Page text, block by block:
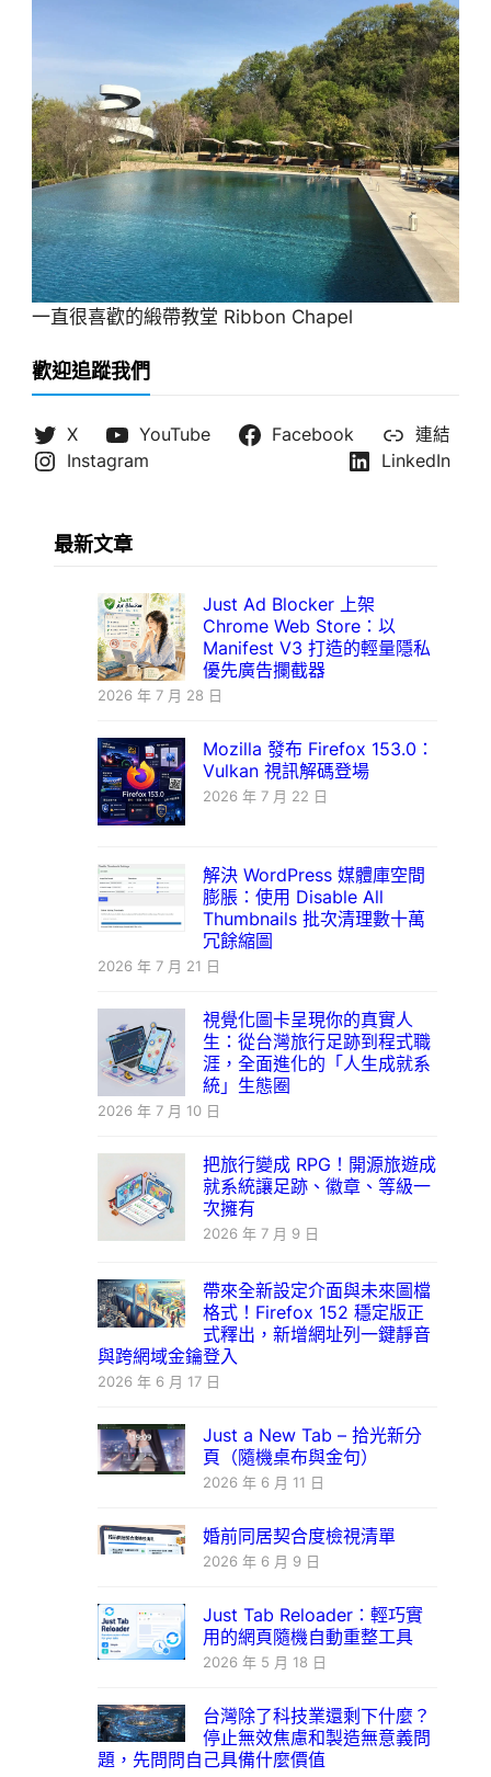
一直很喜歡的緞帶教堂 Ribbon Chapel
歡迎追蹤我們
X YouTube Facebook
連結
Instagram
LinkedIn
最新文章
Just Ad Blocker 上架
Chrome Web Store：以
Manifest V3 打造的輕量隱私
優先廣告攔截器
2026 年 7 月 28 日
Mozilla 發布 Firefox 153.0：
Vulkan 視訊解碼登場
2026 年 7 月 22 日
解決 WordPress 媒體庫空間
膨脹：使用 Disable All
Thumbnails 批次清理數十萬
冗餘縮圖
2026 年 7 月 21 日
視覺化圖卡呈現你的真實人
生：從台灣旅行足跡到程式職
涯，全面進化的「人生成就系
統」生態圈
2026 年 7 月 10 日
把旅行變成 RPG！開源旅遊成
就系統讓足跡、徽章、等級一
次擁有
2026 年 7 月 9 日
帶來全新設定介面與未來圖檔
格式！Firefox 152 穩定版正
式釋出，新增網址列一鍵靜音
與跨網域金鑰登入
2026 年 6 月 17 日
Just a New Tab – 拾光新分
頁（隨機桌布與金句）
2026 年 6 月 11 日
婚前同居契合度檢視清單
2026 年 6 月 9 日
Just Tab Reloader：輕巧實
用的網頁隨機自動重整工具
2026 年 5 月 18 日
台灣除了科技業還剩下什麼？
停止無效焦慮和製造無意義問
題，先問問自己具備什麼價值